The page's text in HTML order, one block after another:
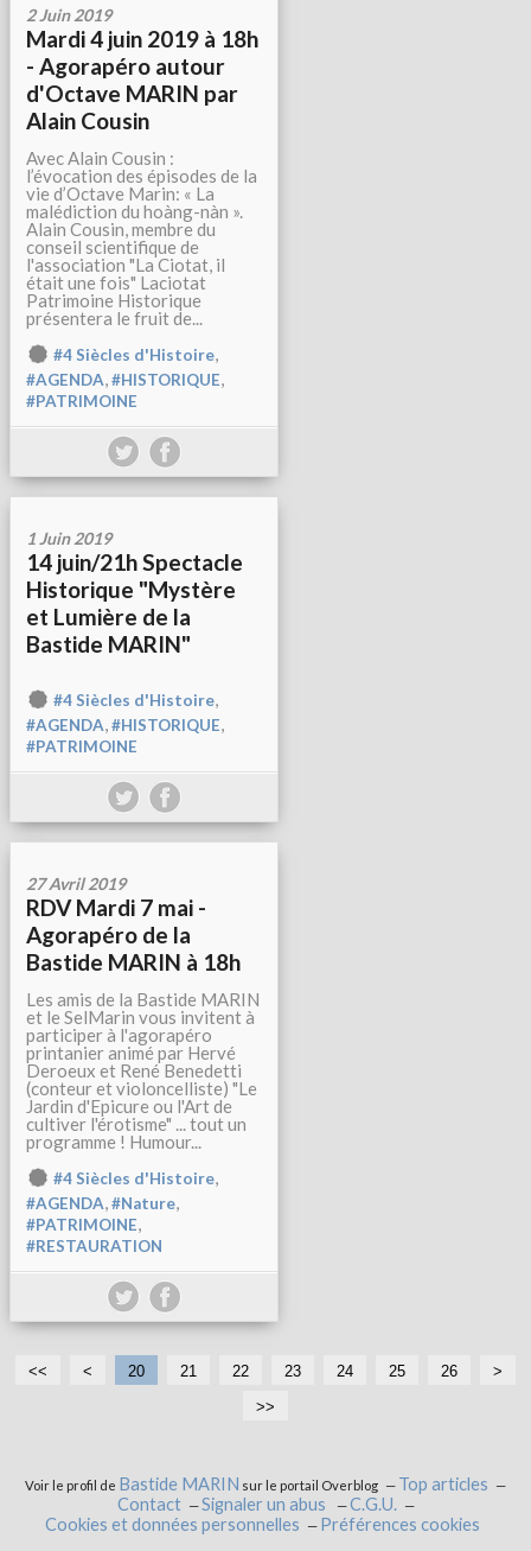
2 Juin 2019
Mardi 4 juin 2019 à 18h
- Agorapéro autour
d'Octave MARIN par
Alain Cousin
Avec Alain Cousin :
l’évocation des épisodes de la
vie d’Octave Marin: « La
malédiction du hoàng-nàn ».
Alain Cousin, membre du
conseil scientifique de
l'association "La Ciotat, il
était une fois" Laciotat
Patrimoine Historique
présentera le fruit de...
#4 Siècles d'Histoire,
#AGENDA,#HISTORIQUE,
#PATRIMOINE
1 Juin 2019
14 juin/21h Spectacle
Historique "Mystère
et Lumière de la
Bastide MARIN"
#4 Siècles d'Histoire,
#AGENDA,#HISTORIQUE,
#PATRIMOINE
27 Avril 2019
RDV Mardi 7 mai -
Agorapéro de la
Bastide MARIN à 18h
Les amis de la Bastide MARIN
et le SelMarin vous invitent à
participer à l'agorapéro
printanier animé par Hervé
Deroeux et René Benedetti
(conteur et violoncelliste) "Le
Jardin d'Epicure ou l'Art de
cultiver l'érotisme" ... tout un
programme ! Humour...
#4 Siècles d'Histoire,
#AGENDA,#Nature,
#PATRIMOINE,
#RESTAURATION
<< <
1
20 21 22 23 24 25 26
>
>>
Voir le profil de Bastide MARIN sur le portail Overblog
Top articles
Contact
Signaler un abus
C.G.U.
Cookies et données personnelles
Préférences cookies